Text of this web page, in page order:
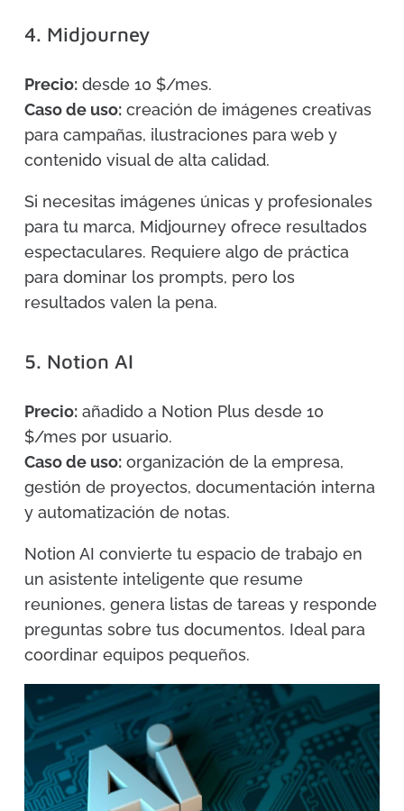
4. Midjourney
Precio: desde 10 $/mes.
Caso de uso: creación de imágenes creativas
para campañas, ilustraciones para web y
contenido visual de alta calidad.
Si necesitas imágenes únicas y profesionales
para tu marca, Midjourney ofrece resultados
espectaculares. Requiere algo de práctica
para dominar los prompts, pero los
resultados valen la pena.
5. Notion AI
Precio: añadido a Notion Plus desde 10
$/mes por usuario.
Caso de uso: organización de la empresa,
gestión de proyectos, documentación interna
y automatización de notas.
Notion AI convierte tu espacio de trabajo en
un asistente inteligente que resume
reuniones, genera listas de tareas y responde
preguntas sobre tus documentos. Ideal para
coordinar equipos pequeños.